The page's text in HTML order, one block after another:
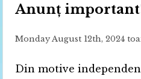
Anunț
Monday August 12th, 2024
Din motive